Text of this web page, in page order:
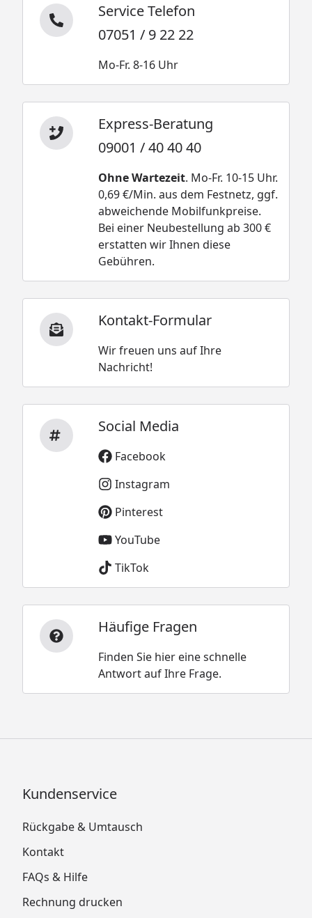
Service Telefon
07051 / 9 22 22
Mo-Fr. 8-16 Uhr
Express-Beratung
09001 / 40 40 40
Ohne Wartezeit. Mo-Fr. 10-15 Uhr.
0,69 €/Min. aus dem Festnetz, ggf.
abweichende Mobilfunkpreise.
Bei einer Neubestellung ab 300 €
erstatten wir Ihnen diese
Gebühren.
Kontakt-Formular
Wir freuen uns auf Ihre
Nachricht!
Social Media
Facebook
Instagram
Pinterest
YouTube
TikTok
Häufige Fragen
Finden Sie hier eine schnelle
Antwort auf Ihre Frage.
Kundenservice
Rückgabe & Umtausch
Kontakt
FAQs & Hilfe
Rechnung drucken